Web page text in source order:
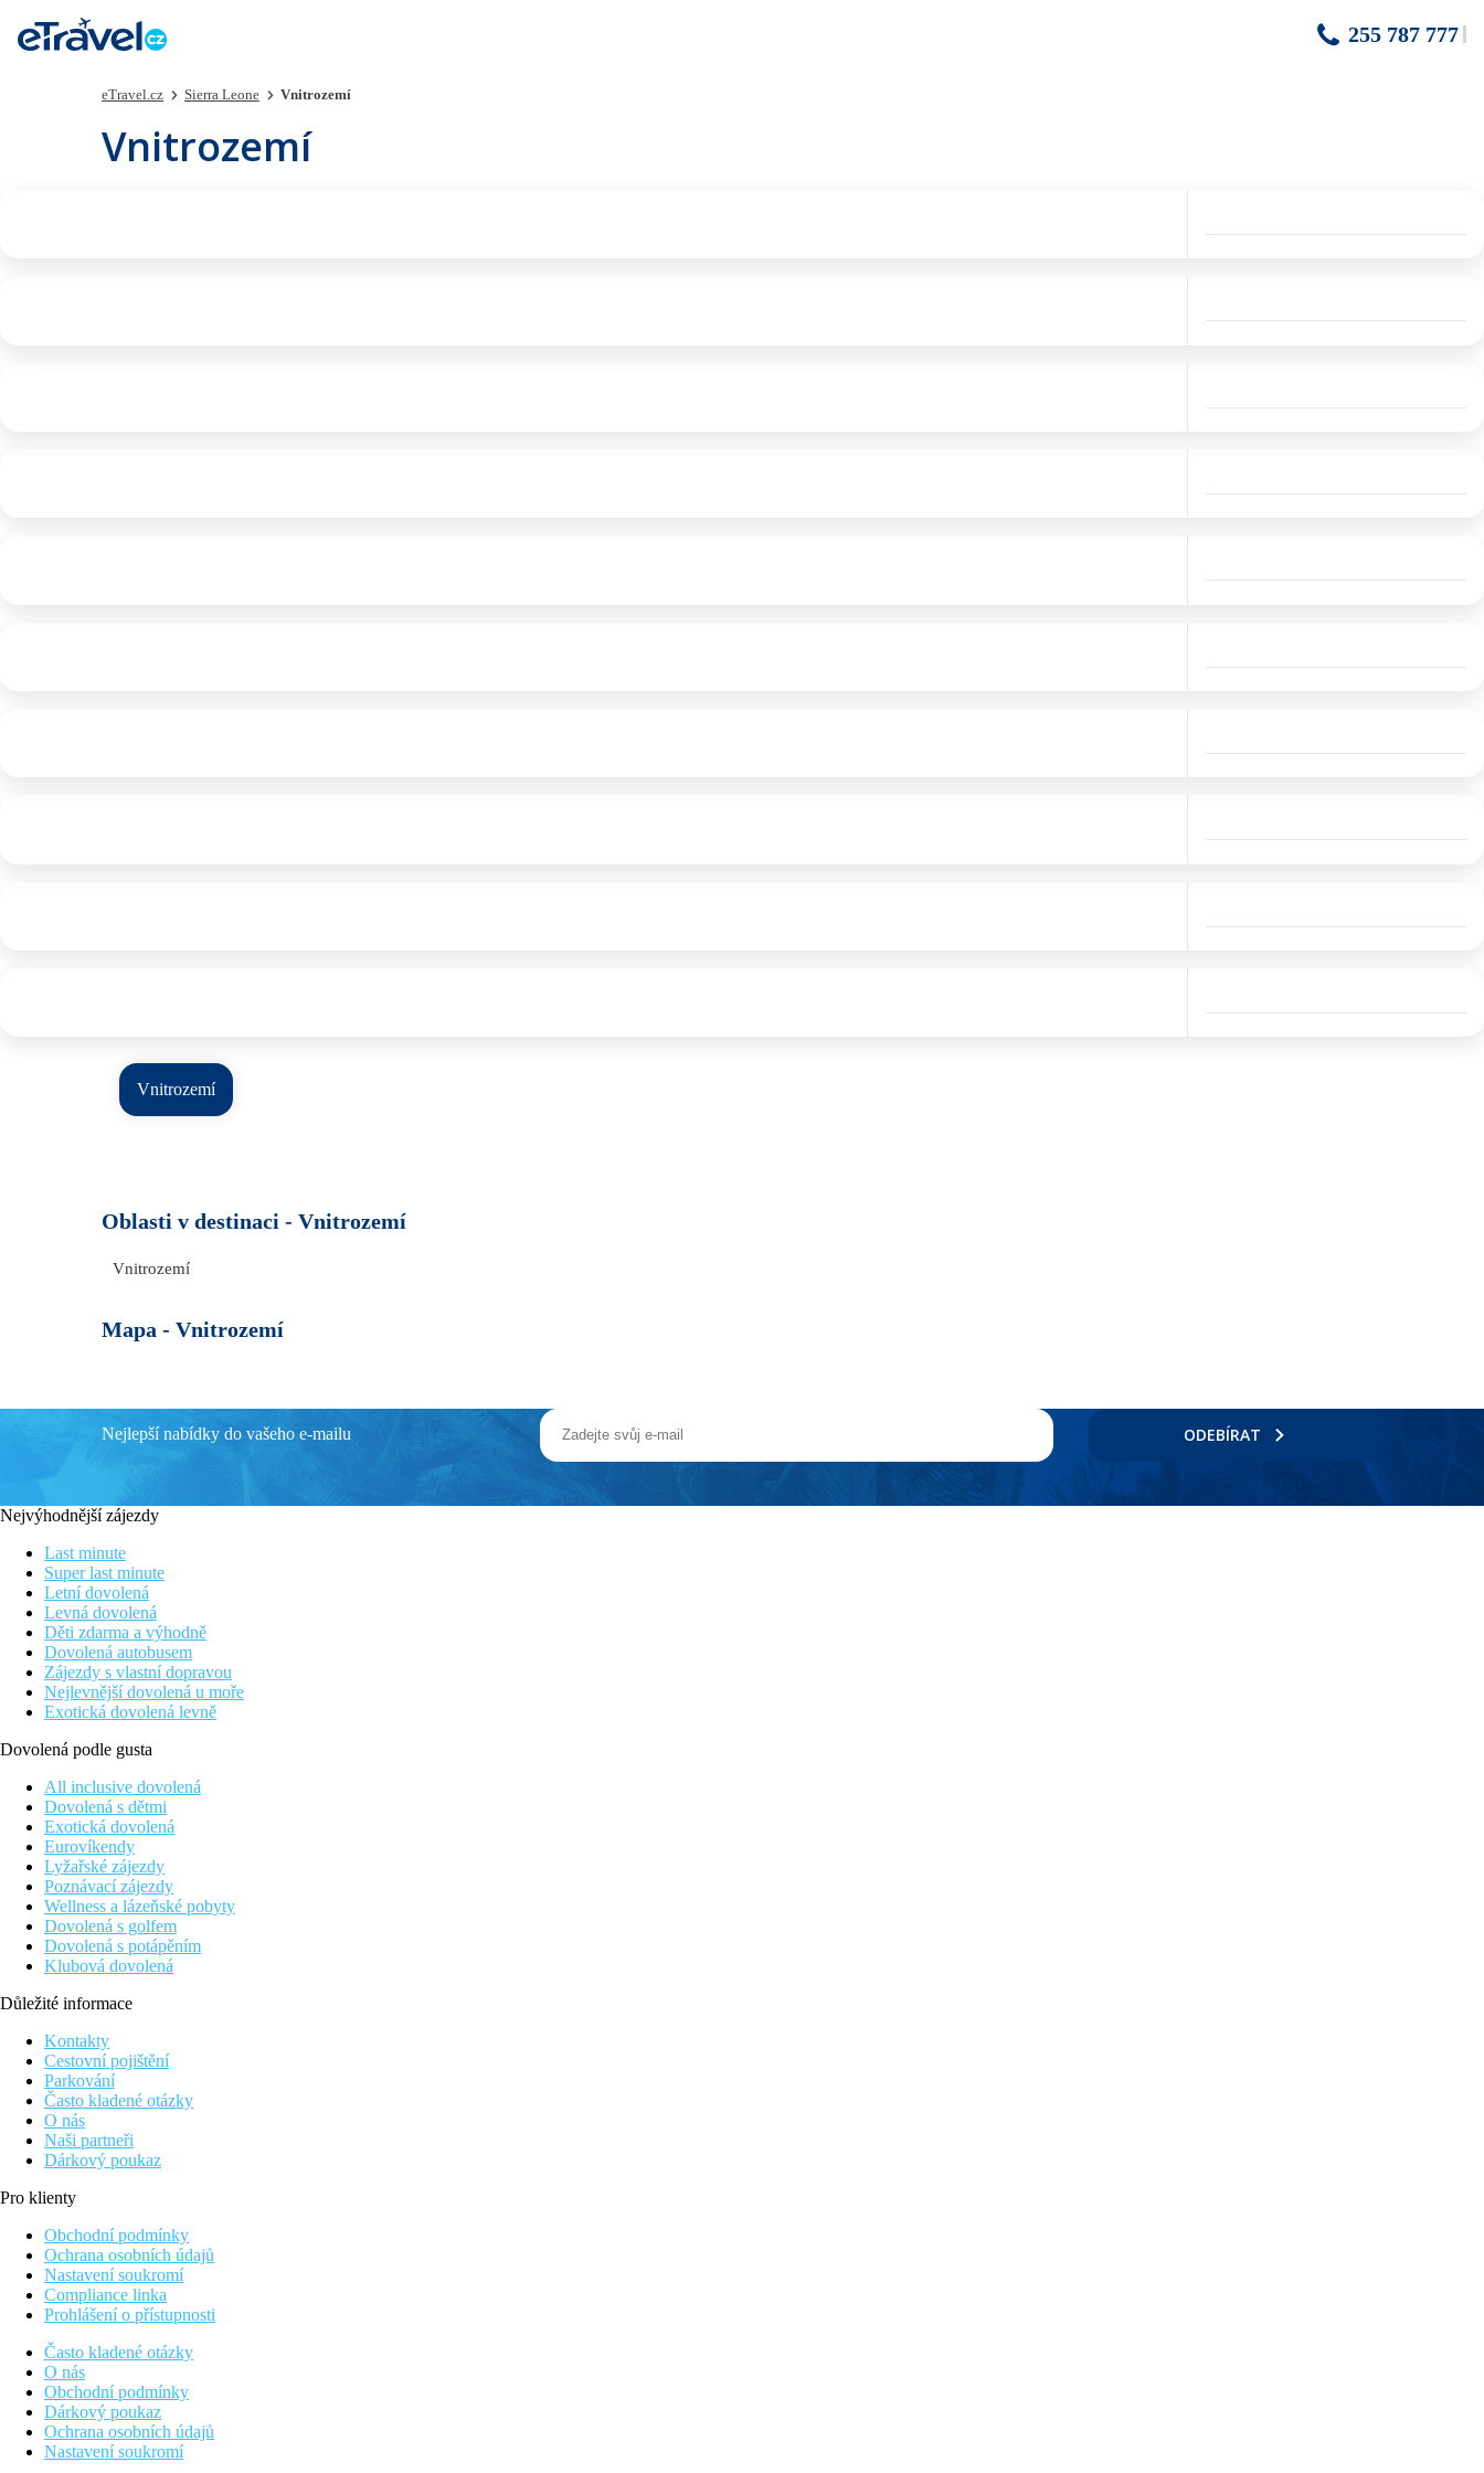
255 787 777
eTravel.cz Sierra Leone Vnitrozemí
Vnitrozemí
Vnitrozemí
Oblasti v destinaci - Vnitrozemí
Vnitrozemí
Mapa - Vnitrozemí
Nejlepší nabídky do vašeho e-mailu ODEBÍRAT
Nejvýhodnější zájezdy
Last minute
Super last minute
Letní dovolená
Levná dovolená
Děti zdarma a výhodně
Dovolená autobusem
Zájezdy s vlastní dopravou
Nejlevnější dovolená u moře
Exotická dovolená levně
Dovolená podle gusta
All inclusive dovolená
Dovolená s dětmi
Exotická dovolená
Eurovíkendy
Lyžařské zájezdy
Poznávací zájezdy
Wellness a lázeňské pobyty
Dovolená s golfem
Dovolená s potápěním
Klubová dovolená
Důležité informace
Kontakty
Cestovní pojištění
Parkování
Často kladené otázky
O nás
Naši partneři
Dárkový poukaz
Pro klienty
Obchodní podmínky
Ochrana osobních údajů
Nastavení soukromí
Compliance linka
Prohlášení o přístupnosti
Často kladené otázky
O nás
Obchodní podmínky
Dárkový poukaz
Ochrana osobních údajů
Nastavení soukromí